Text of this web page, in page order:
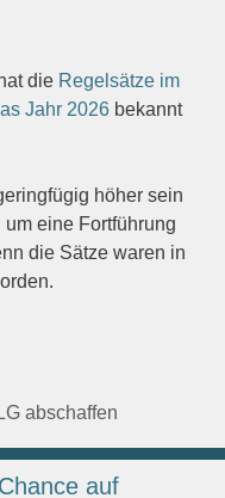
die Regelsätze im
Jahr 2026 bekannt
höher sein
eine Fortführung
die Sätze waren in
abschaffen
auf